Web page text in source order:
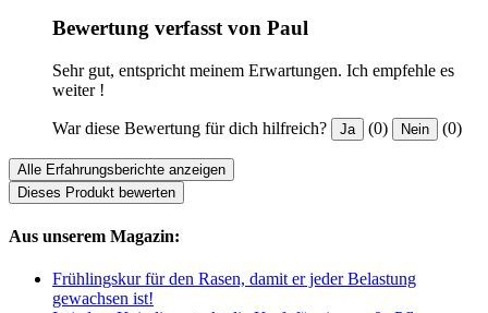
Bewertung verfasst von Paul
Sehr gut, entspricht meinem Erwartungen. Ich empfehle es
weiter !
War diese Bewertung für dich hilfreich? Ja (0) Nein (0)
Alle Erfahrungsberichte anzeigen
Dieses Produkt bewerten
Aus unserem Magazin:
Frühlingskur für den Rasen, damit er jeder Belastung
gewachsen ist!